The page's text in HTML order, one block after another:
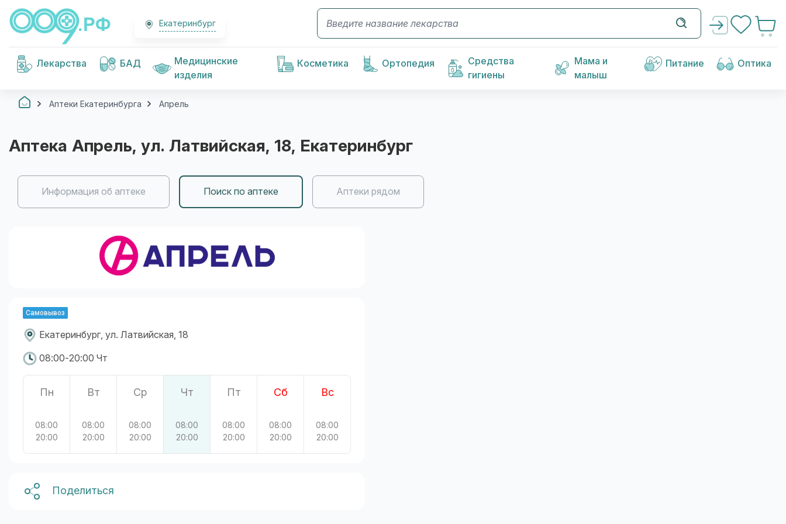
Екатеринбург
Лекарства БАД
Медицинские
изделия
Косметика Ортопедия
Средства
гигиены
Мама и
малыш
Питание Оптика
Аптеки Екатеринбурга Апрель
Аптека Апрель, ул. Латвийская, 18, Екатеринбург
Информация об аптеке Поиск по аптеке Аптеки рядом
Самовывоз
Екатеринбург, ул. Латвийская, 18
08:00-20:00 Чт
Пн
08:00
20:00
Вт
08:00
20:00
Ср
08:00
20:00
Чт
08:00
20:00
Пт
08:00
20:00
Сб
08:00
20:00
Вс
08:00
20:00
Поделиться